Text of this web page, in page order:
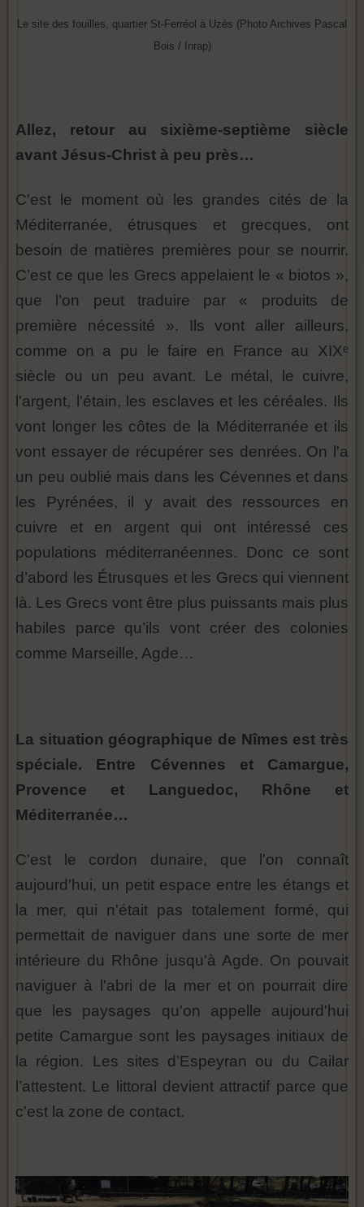
Le site des fouilles, quartier St-Ferréol à Uzès (Photo Archives Pascal
Bois / Inrap)
Allez, retour au sixième-septième siècle
avant Jésus-Christ à peu près…
C'est le moment où les grandes cités de la
Méditerranée, étrusques et grecques, ont
besoin de matières premières pour se nourrir.
C’est ce que les Grecs appelaient le « biotos »,
que l’on peut traduire par « produits de
première nécessité ». Ils vont aller ailleurs,
comme on a pu le faire en France au XIXᵉ
siècle ou un peu avant. Le métal, le cuivre,
l'argent, l'étain, les esclaves et les céréales. Ils
vont longer les côtes de la Méditerranée et ils
vont essayer de récupérer ses denrées. On l'a
un peu oublié mais dans les Cévennes et dans
les Pyrénées, il y avait des ressources en
cuivre et en argent qui ont intéressé ces
populations méditerranéennes. Donc ce sont
d’abord les Étrusques et les Grecs qui viennent
là. Les Grecs vont être plus puissants mais plus
habiles parce qu’ils vont créer des colonies
comme Marseille, Agde…
La situation géographique de Nîmes est très
spéciale. Entre Cévennes et Camargue,
Provence et Languedoc, Rhône et
Méditerranée…
C'est le cordon dunaire, que l'on connaît
aujourd'hui, un petit espace entre les étangs et
la mer, qui n'était pas totalement formé, qui
permettait de naviguer dans une sorte de mer
intérieure du Rhône jusqu'à Agde. On pouvait
naviguer à l'abri de la mer et on pourrait dire
que les paysages qu'on appelle aujourd'hui
petite Camargue sont les paysages initiaux de
la région. Les sites d’Espeyran ou du Cailar
l’attestent. Le littoral devient attractif parce que
c'est la zone de contact.